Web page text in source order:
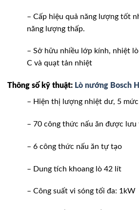
– Cấp hiệu quả năng lượng tốt
năng lượng thấp.
– Sở hữu nhiều lớp kính, nhiệt
C và quạt tản nhiệt
Thông số kỹ thuật: Lò nướng Bosch
– Hiện thị lượng nhiệt dư, 5
– 70 công thức nấu ăn được
– 6 công thức nấu ăn tự tạo
– Dung tích khoang lò 42 lít
– Công suất vi sóng tối đa: 1kW